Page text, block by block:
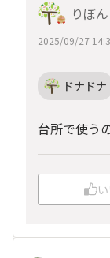
りぼん
2025/09/27
ドナドナ
台所で使う